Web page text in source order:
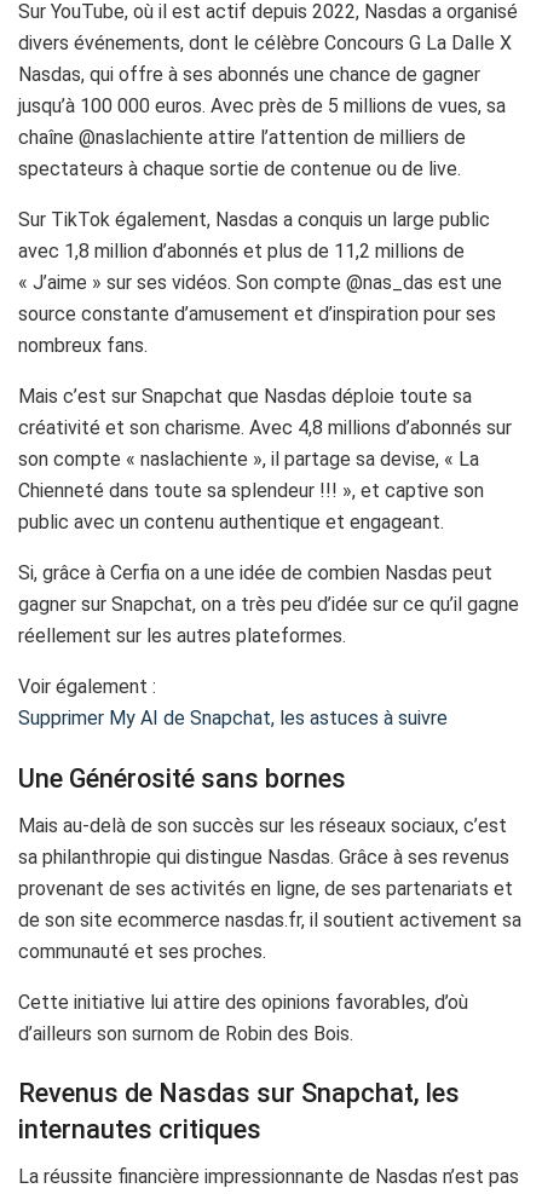
Sur YouTube, où il est actif depuis 2022, Nasdas a organisé
divers événements, dont le célèbre Concours G La Dalle X
Nasdas, qui offre à ses abonnés une chance de gagner
jusqu’à 100 000 euros. Avec près de 5 millions de vues, sa
chaîne @naslachiente attire l’attention de milliers de
spectateurs à chaque sortie de contenue ou de live.
Sur TikTok également, Nasdas a conquis un large public
avec 1,8 million d’abonnés et plus de 11,2 millions de
« J’aime » sur ses vidéos. Son compte @nas_das est une
source constante d’amusement et d’inspiration pour ses
nombreux fans.
Mais c’est sur Snapchat que Nasdas déploie toute sa
créativité et son charisme. Avec 4,8 millions d’abonnés sur
son compte « naslachiente », il partage sa devise, « La
Chienneté dans toute sa splendeur !!! », et captive son
public avec un contenu authentique et engageant.
Si, grâce à Cerfia on a une idée de combien Nasdas peut
gagner sur Snapchat, on a très peu d’idée sur ce qu’il gagne
réellement sur les autres plateformes.
Voir également :
Supprimer My AI de Snapchat, les astuces à suivre
Une Générosité sans bornes
Mais au-delà de son succès sur les réseaux sociaux, c’est
sa philanthropie qui distingue Nasdas. Grâce à ses revenus
provenant de ses activités en ligne, de ses partenariats et
de son site ecommerce nasdas.fr, il soutient activement sa
communauté et ses proches.
Cette initiative lui attire des opinions favorables, d’où
d’ailleurs son surnom de Robin des Bois.
Revenus de Nasdas sur Snapchat, les
internautes critiques
La réussite financière impressionnante de Nasdas n’est pas